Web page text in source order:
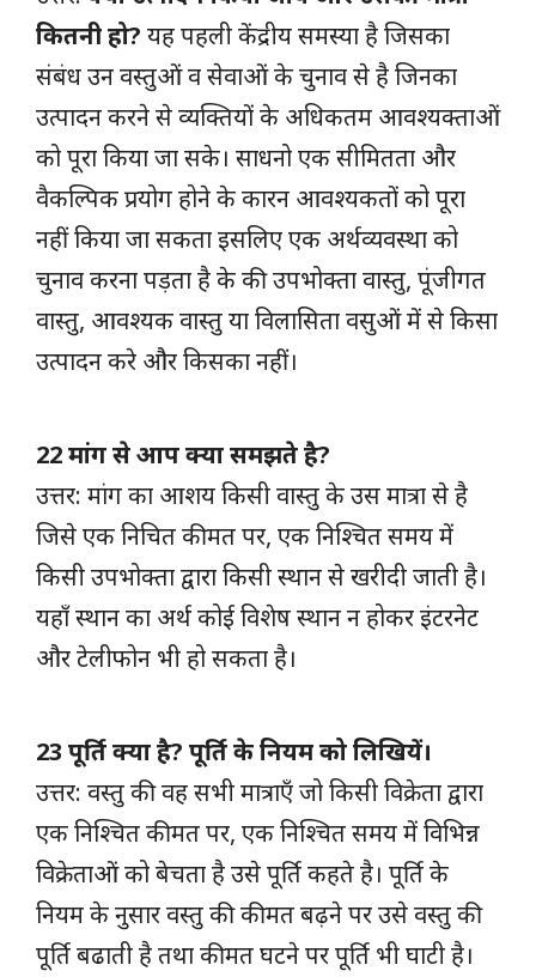
कितनी हो? यह पहली केंद्रीय समस्या है जिसका
संबंध उन वस्तुओं व सेवाओं के चुनाव से है जिनका
उत्पादन करने से व्यक्तियों के अधिकतम आवश्यक्ताओं
को पूरा किया जा सके। साधनो एक सीमितता और
वैकल्पिक प्रयोग होने के कारन आवश्यकतों को पूरा
नहीं किया जा सकता इसलिए एक अर्थव्यवस्था को
चुनाव करना पड़ता है के की उपभोक्ता वास्तु, पूंजीगत
वास्तु, आवश्यक वास्तु या विलासिता वसुओं में से किसा
उत्पादन करे और किसका नहीं।
22 मांग से आप क्या समझते है?
उत्तर: मांग का आशय किसी वास्तु के उस मात्रा से है
जिसे एक निचित कीमत पर, एक निश्चित समय में
किसी उपभोक्ता द्वारा किसी स्थान से खरीदी जाती है।
यहाँ स्थान का अर्थ कोई विशेष स्थान न होकर इंटरनेट
और टेलीफोन भी हो सकता है।
23 पूर्ति क्या है? पूर्ति के नियम को लिखियें।
उत्तर: वस्तु की वह सभी मात्राएँ जो किसी विक्रेता द्वारा
एक निश्चित कीमत पर, एक निश्चित समय में विभिन्न
विक्रेताओं को बेचता है उसे पूर्ति कहते है। पूर्ति के
नियम के नुसार वस्तु की कीमत बढ़ने पर उसे वस्तु की
पूर्ति बढाती है तथा कीमत घटने पर पूर्ति भी घाटी है।